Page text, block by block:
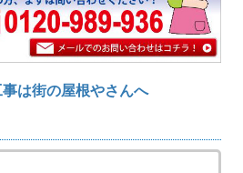
は街の屋根やさんへ